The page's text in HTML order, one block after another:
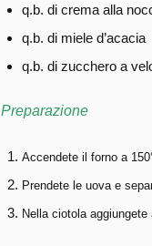
q.b. di crema alla
q.b. di miele d’acacia
q.b. di zucchero a
Preparazione
Accendete il forno a
Prendete le uova e
Nella ciotola